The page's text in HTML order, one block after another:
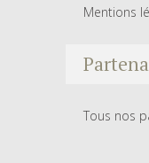
Mentions
Tous nos